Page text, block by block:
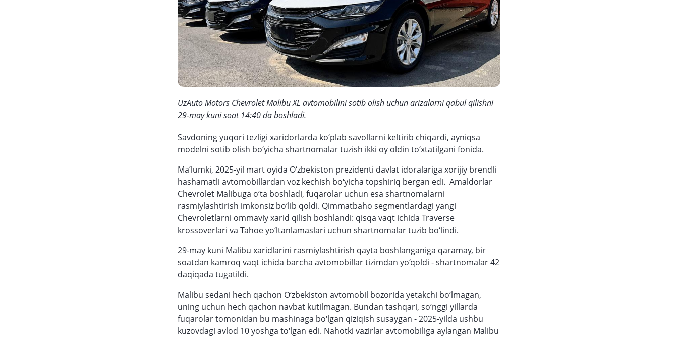
UzAuto Motors Chevrolet Malibu XL avtomobilini sotib olish uchun arizalarni qabul qilishni
29-may kuni soat 14:40 da boshladi.
Savdoning yuqori tezligi xaridorlarda ko‘plab savollarni keltirib chiqardi, ayniqsa
modelni sotib olish bo‘yicha shartnomalar tuzish ikki oy oldin to‘xtatilgani fonida.
Ma’lumki, 2025-yil mart oyida O‘zbekiston prezidenti davlat idoralariga xorijiy brendli
hashamatli avtomobillardan voz kechish bo‘yicha topshiriq bergan edi. Amaldorlar
Chevrolet Malibuga o‘ta boshladi, fuqarolar uchun esa shartnomalarni
rasmiylashtirish imkonsiz bo‘lib qoldi. Qimmatbaho segmentlardagi yangi
Chevroletlarni ommaviy xarid qilish boshlandi: qisqa vaqt ichida Traverse
krossoverlari va Tahoe yo‘ltanlamaslari uchun shartnomalar tuzib bo‘lindi.
29-may kuni Malibu xaridlarini rasmiylashtirish qayta boshlanganiga qaramay, bir
soatdan kamroq vaqt ichida barcha avtomobillar tizimdan yo‘qoldi - shartnomalar 42
daqiqada tugatildi.
Malibu sedani hech qachon O‘zbekiston avtomobil bozorida yetakchi bo‘lmagan,
uning uchun hech qachon navbat kutilmagan. Bundan tashqari, so‘nggi yillarda
fuqarolar tomonidan bu mashinaga bo‘lgan qiziqish susaygan - 2025-yilda ushbu
kuzovdagi avlod 10 yoshga to‘lgan edi. Nahotki vazirlar avtomobiliga aylangan Malibu